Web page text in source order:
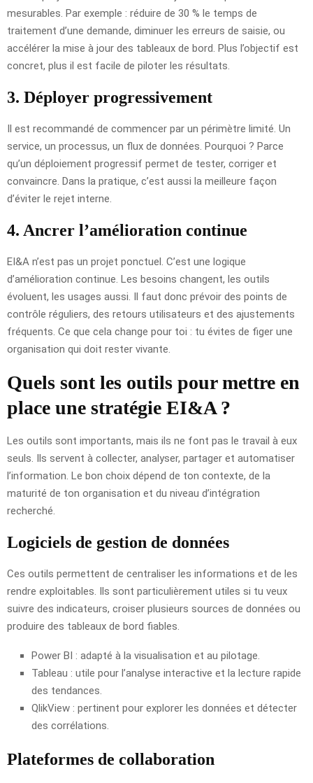
mesurables. Par exemple : réduire de 30 % le temps de
traitement d’une demande, diminuer les erreurs de saisie, ou
accélérer la mise à jour des tableaux de bord. Plus l’objectif est
concret, plus il est facile de piloter les résultats.
3. Déployer progressivement
Il est recommandé de commencer par un périmètre limité. Un
service, un processus, un flux de données. Pourquoi ? Parce
qu’un déploiement progressif permet de tester, corriger et
convaincre. Dans la pratique, c’est aussi la meilleure façon
d’éviter le rejet interne.
4. Ancrer l’amélioration continue
EI&A n’est pas un projet ponctuel. C’est une logique
d’amélioration continue. Les besoins changent, les outils
évoluent, les usages aussi. Il faut donc prévoir des points de
contrôle réguliers, des retours utilisateurs et des ajustements
fréquents. Ce que cela change pour toi : tu évites de figer une
organisation qui doit rester vivante.
Quels sont les outils pour mettre en
place une stratégie EI&A ?
Les outils sont importants, mais ils ne font pas le travail à eux
seuls. Ils servent à collecter, analyser, partager et automatiser
l’information. Le bon choix dépend de ton contexte, de la
maturité de ton organisation et du niveau d’intégration
recherché.
Logiciels de gestion de données
Ces outils permettent de centraliser les informations et de les
rendre exploitables. Ils sont particulièrement utiles si tu veux
suivre des indicateurs, croiser plusieurs sources de données ou
produire des tableaux de bord fiables.
Power BI : adapté à la visualisation et au pilotage.
Tableau : utile pour l’analyse interactive et la lecture rapide
des tendances.
QlikView : pertinent pour explorer les données et détecter
des corrélations.
Plateformes de collaboration